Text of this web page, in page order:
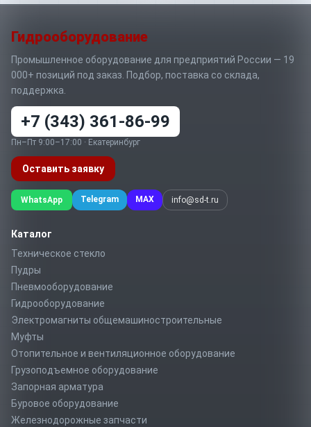
Гидрооборудование
Промышленное оборудование для предприятий России — 19
000+ позиций под заказ. Подбор, поставка со склада,
поддержка.
+7 (343) 361-86-99
Пн–Пт 9:00–17:00 · Екатеринбург
Оставить заявку
WhatsApp Telegram MAX info@sd-t.ru
Каталог
Техническое стекло
Пудры
Пневмооборудование
Гидрооборудование
Электромагниты общемашиностроительные
Муфты
Отопительное и вентиляционное оборудование
Грузоподъемное оборудование
Запорная арматура
Буровое оборудование
Железнодорожные запчасти